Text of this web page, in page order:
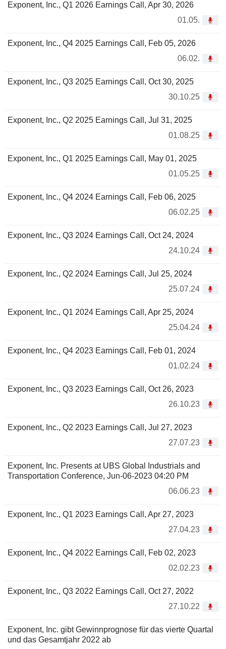
Exponent, Inc., Q1 2026 Earnings Call, Apr 30, 2026
01.05.
Exponent, Inc., Q4 2025 Earnings Call, Feb 05, 2026
06.02.
Exponent, Inc., Q3 2025 Earnings Call, Oct 30, 2025
30.10.25
Exponent, Inc., Q2 2025 Earnings Call, Jul 31, 2025
01.08.25
Exponent, Inc., Q1 2025 Earnings Call, May 01, 2025
01.05.25
Exponent, Inc., Q4 2024 Earnings Call, Feb 06, 2025
06.02.25
Exponent, Inc., Q3 2024 Earnings Call, Oct 24, 2024
24.10.24
Exponent, Inc., Q2 2024 Earnings Call, Jul 25, 2024
25.07.24
Exponent, Inc., Q1 2024 Earnings Call, Apr 25, 2024
25.04.24
Exponent, Inc., Q4 2023 Earnings Call, Feb 01, 2024
01.02.24
Exponent, Inc., Q3 2023 Earnings Call, Oct 26, 2023
26.10.23
Exponent, Inc., Q2 2023 Earnings Call, Jul 27, 2023
27.07.23
Exponent, Inc. Presents at UBS Global Industrials and
Transportation Conference, Jun-06-2023 04:20 PM
06.06.23
Exponent, Inc., Q1 2023 Earnings Call, Apr 27, 2023
27.04.23
Exponent, Inc., Q4 2022 Earnings Call, Feb 02, 2023
02.02.23
Exponent, Inc., Q3 2022 Earnings Call, Oct 27, 2022
27.10.22
Exponent, Inc. gibt Gewinnprognose für das vierte Quartal
und das Gesamtjahr 2022 ab